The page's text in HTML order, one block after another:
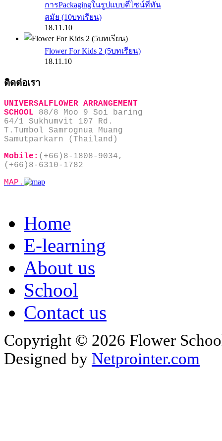
การPackagingในรูปแบบดีไซน์ที่ทัน
สมัย (10บทเรียน)
18.11.10
Flower For Kids 2 (5บทเรียน)
18.11.10
ติดต่อเรา
UNIVERSALFLOWER ARRANGEMENT
SCHOOL
88/8 Moo 9 Soi baring
64/1 Sukhumvit 107 Rd.
T.Tumbol Samrognua Muang
Samutparkarn (Thailand)
Mobile: (+66)8-1808-9034,
(+66)8-6310-1782
MAP.
Home
E-learning
About us
School
Contact us
Copyright © 2026 Flower
Designed by Netprointer.com